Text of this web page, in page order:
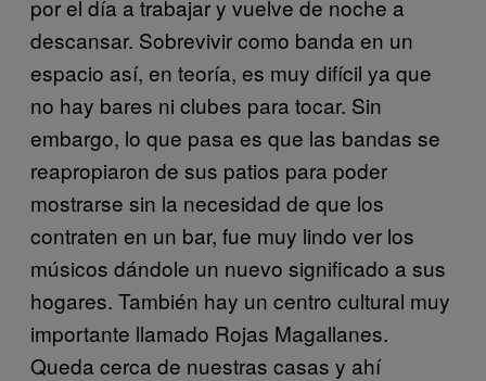
por el día a trabajar y vuelve de noche a
descansar. Sobrevivir como banda en un
espacio así, en teoría, es muy difícil ya que
no hay bares ni clubes para tocar. Sin
embargo, lo que pasa es que las bandas se
reapropiaron de sus patios para poder
mostrarse sin la necesidad de que los
contraten en un bar, fue muy lindo ver los
músicos dándole un nuevo significado a sus
hogares. También hay un centro cultural muy
importante llamado Rojas Magallanes.
Queda cerca de nuestras casas y ahí